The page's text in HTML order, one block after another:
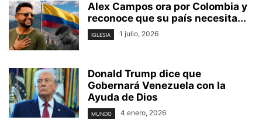
Alex Campos ora por Colombia y
reconoce que su país necesita...
IGLESIA 1 julio, 2026
Donald Trump dice que
Gobernará Venezuela con la
Ayuda de Dios
MUNDO 4 enero, 2026